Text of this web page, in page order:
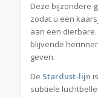
Deze bijzondere
zodat u een
aan een
blijvende
geven.
De Stardust-lijn
subtiele